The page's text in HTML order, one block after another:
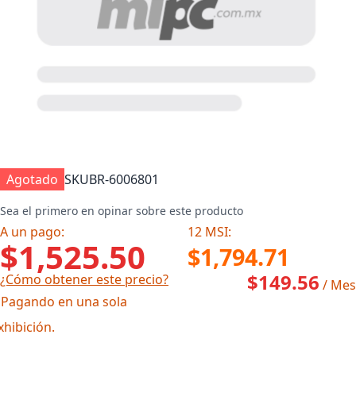
Agotado SKUBR-6006801
Sea el primero en opinar sobre este producto
A un pago: 12 MSI:
$1,525.50 $1,794.71
¿Cómo obtener este precio?
en una sola
$149.56 / Mes